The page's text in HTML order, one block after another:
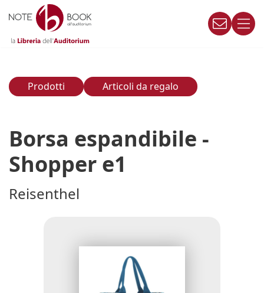
al
Prodotti
Articoli da regalo
Borsa espandibile -
Shopper e1
Reisenthel